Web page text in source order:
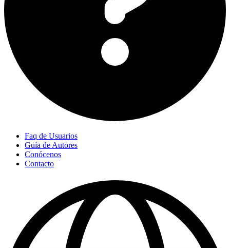
Faq de Usuarios
Guía de Autores
Conócenos
Contacto